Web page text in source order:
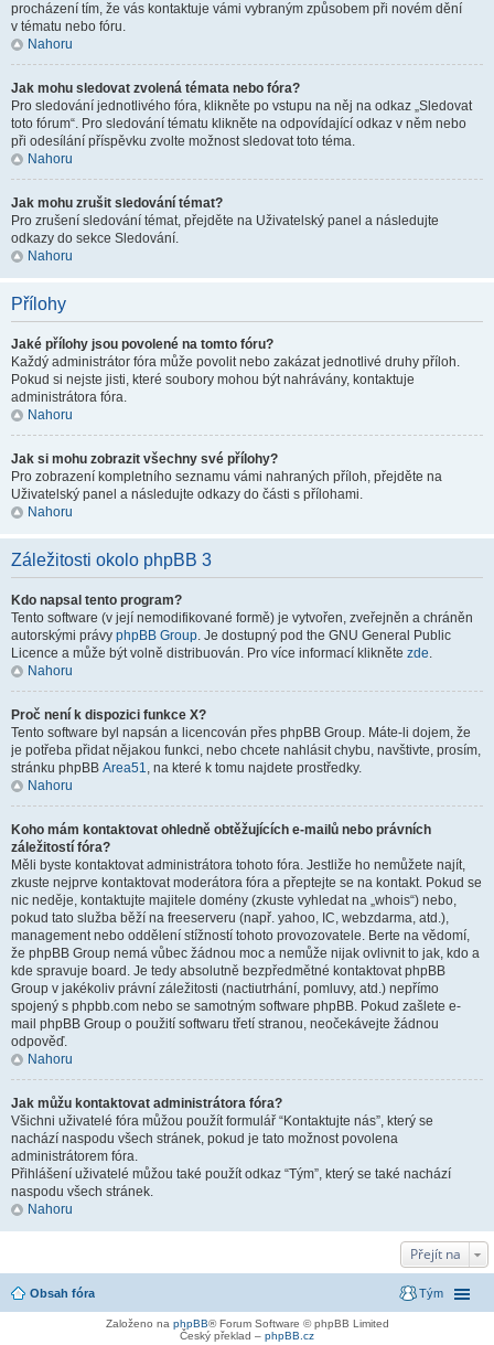
procházení tím, že vás kontaktuje vámi vybraným způsobem při novém dění
v tématu nebo fóru.
Nahoru
Jak mohu sledovat zvolená témata nebo fóra?
Pro sledování jednotlivého fóra, klikněte po vstupu na něj na odkaz „Sledovat
toto fórum“. Pro sledování tématu klikněte na odpovídající odkaz v něm nebo
při odesílání příspěvku zvolte možnost sledovat toto téma.
Nahoru
Jak mohu zrušit sledování témat?
Pro zrušení sledování témat, přejděte na Uživatelský panel a následujte
odkazy do sekce Sledování.
Nahoru
Přílohy
Jaké přílohy jsou povolené na tomto fóru?
Každý administrátor fóra může povolit nebo zakázat jednotlivé druhy příloh.
Pokud si nejste jisti, které soubory mohou být nahrávány, kontaktuje
administrátora fóra.
Nahoru
Jak si mohu zobrazit všechny své přílohy?
Pro zobrazení kompletního seznamu vámi nahraných příloh, přejděte na
Uživatelský panel a následujte odkazy do části s přílohami.
Nahoru
Záležitosti okolo phpBB 3
Kdo napsal tento program?
Tento software (v její nemodifikované formě) je vytvořen, zveřejněn a chráněn
autorskými právy phpBB Group. Je dostupný pod the GNU General Public
Licence a může být volně distribuován. Pro více informací klikněte zde.
Nahoru
Proč není k dispozici funkce X?
Tento software byl napsán a licencován přes phpBB Group. Máte-li dojem, že
je potřeba přidat nějakou funkci, nebo chcete nahlásit chybu, navštivte, prosím,
stránku phpBB Area51, na které k tomu najdete prostředky.
Nahoru
Koho mám kontaktovat ohledně obtěžujících e-mailů nebo právních
záležitostí fóra?
Měli byste kontaktovat administrátora tohoto fóra. Jestliže ho nemůžete najít,
zkuste nejprve kontaktovat moderátora fóra a přeptejte se na kontakt. Pokud se
nic neděje, kontaktujte majitele domény (zkuste vyhledat na „whois“) nebo,
pokud tato služba běží na freeserveru (např. yahoo, IC, webzdarma, atd.),
management nebo oddělení stížností tohoto provozovatele. Berte na vědomí,
že phpBB Group nemá vůbec žádnou moc a nemůže nijak ovlivnit to jak, kdo a
kde spravuje board. Je tedy absolutně bezpředmětné kontaktovat phpBB
Group v jakékoliv právní záležitosti (nactiutrhání, pomluvy, atd.) nepřímo
spojený s phpbb.com nebo se samotným software phpBB. Pokud zašlete e-
mail phpBB Group o použití softwaru třetí stranou, neočekávejte žádnou
odpověď.
Nahoru
Jak můžu kontaktovat administrátora fóra?
Všichni uživatelé fóra můžou použít formulář “Kontaktujte nás”, který se
nachází naspodu všech stránek, pokud je tato možnost povolena
administrátorem fóra.
Přihlášení uživatelé můžou také použít odkaz “Tým”, který se také nachází
naspodu všech stránek.
Nahoru
Přejít na
Obsah fóra Tým
Založeno na phpBB® Forum Software © phpBB Limited
Český překlad – phpBB.cz